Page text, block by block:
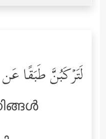
لَتَرۡكَبُنَّ طَبَقًا